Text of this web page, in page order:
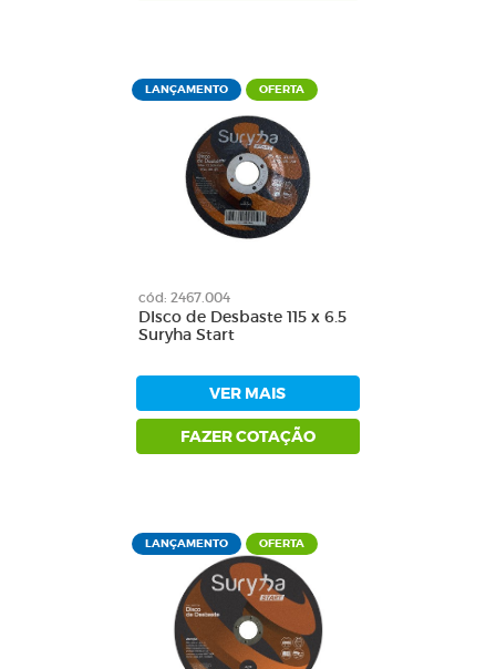
LANÇAMENTO OFERTA
cód: 2467.004
DIsco de Desbaste 115 x 6.5
Suryha Start
VER MAIS
FAZER COTAÇÃO
LANÇAMENTO OFERTA